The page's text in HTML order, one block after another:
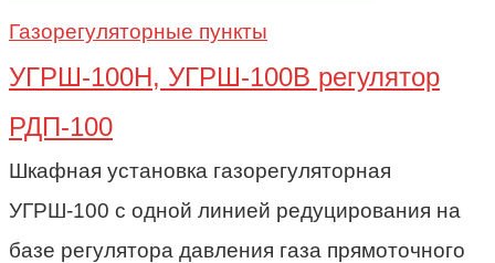
Газорегуляторные пункты
УГРШ-100Н, УГРШ-100В регулятор
РДП-100
Шкафная установка газорегуляторная
УГРШ-100 с одной линией редуцирования на
базе регулятора давления газа прямоточного